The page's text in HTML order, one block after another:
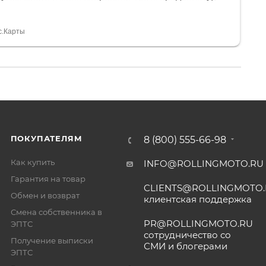
всегда на связи, очень детально всё
ПОКУПАТЕЛЯМ
Как купить
Гарантия на товар
Обмен и возврат
Смена собственника в
ЭПТС
Получение выписки
ЭПТС
8 (800) 555-66-98
INFO@ROLLINGMOTO.RU
клиентская поддержка
PR@ROLLINGMOTO.RU
сотрудничество со
СМИ и блогерами